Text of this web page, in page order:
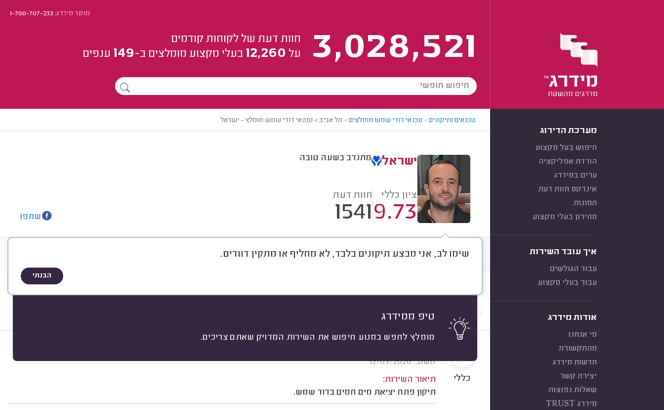
מוקד מידרג:1-700-707-233
3,028,521
חוות דעת של לקוחות קודמים
על 12,260 בעלי מקצוע מומלצים ב-149 ענפים
מערכת הדירוג
חיפוש בעל מקצוע
הורדת אפליקציה
ערים במידרג
אינדקס חוות דעת
תמונות
מחירון בעלי מקצוע
איך עובד השירות
עבור הגולשים
עבור בעלי מקצוע
אודות מידרג
מי אנחנו
מהתקשורת
חדשות מידרג
יצירת קשר
שאלות נפוצות
מידרג TRUST
טכנאים ותיקונים> טכנאי דודי שמש מומלצים> תל אביב > טכנאי דודי שמש מומלץ - ישראל
ישראל מתנדב בשעה טובה
ציון כללי
9.73
חוות דעת
1541 שתפו
שימו לב, אני מבצע תיקונים בלבד, לא מחליף או מתקין דוודים.
הבנתי
טיפ ממידרג
מומלץ לחפש במנוע חיפוש את השירות המדויק שאתם צריכים.
דברו איתי חוות דעת מחירים ממוצע רישוי ותעודות
תיקונים
משוב: 12/03/2026
תיאור השירות:
תיקון פתח יציאת מים חמים בדוד שמש.
10
כללי